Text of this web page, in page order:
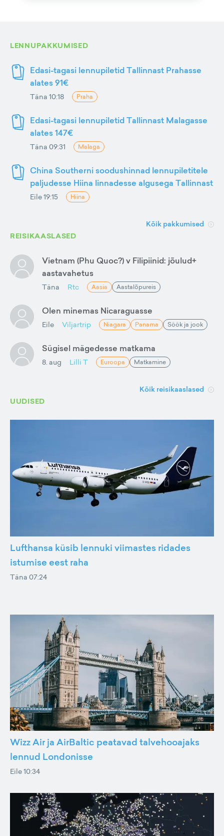
LENNUPAKKUMISED
Edasi-tagasi lennupiletid Tallinnast Prahasse
alates 91€
Täna 10:18 Praha
Edasi-tagasi lennupiletid Tallinnast Malagasse
alates 147€
Täna 09:31 Malaga
China Southerni soodushinnad lennupiletitele
paljudesse Hiina linnadesse algusega Tallinnast
Eile 19:15 Hiina
Kõik pakkumised
REISIKAASLASED
Vietnam (Phu Quoc?) v Filipiinid: jõulud+
aastavahetus
Täna Rtc Aasia Aastalõpureis
Olen minemas Nicaraguasse
Eile Viljartrip Niagara Panama Söök ja jook
Sügisel mägedesse matkama
8. aug Lilli T Euroopa Matkamine
Kõik reisikaaslased
UUDISED
Lufthansa küsib lennuki viimastes ridades
istumise eest raha
Täna 07:24
Wizz Air ja AirBaltic peatavad talvehooajaks
lennud Londonisse
Eile 10:34